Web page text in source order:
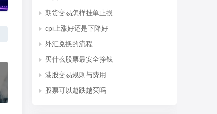
期货交易怎样挂单止损
cpi上涨好还是下降好
外汇兑换的流程
买什么股票最安全挣钱
港股交易规则与费用
股票可以越跌越买吗